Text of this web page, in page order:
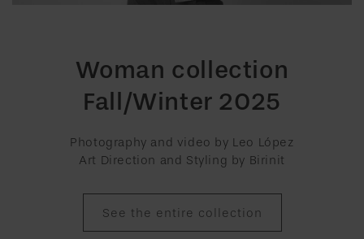
Woman collection
Fall/Winter 2025
Photography and video by Leo López
Art Direction and Styling by Birinit
See the entire collection